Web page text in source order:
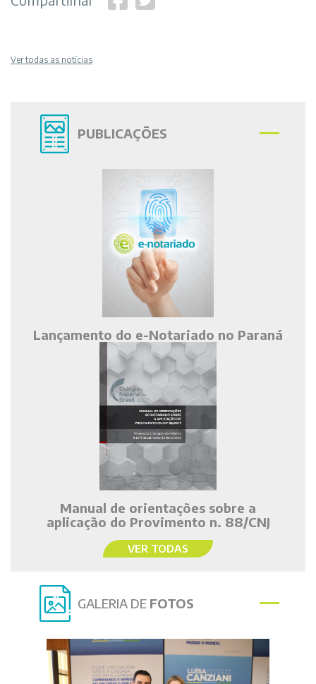
Ver todas as notícias
PUBLICAÇÕES
Lançamento do e-Notariado no Paraná
Manual de orientações sobre a
aplicação do Provimento n. 88/CNJ
VER TODAS
GALERIA DE FOTOS